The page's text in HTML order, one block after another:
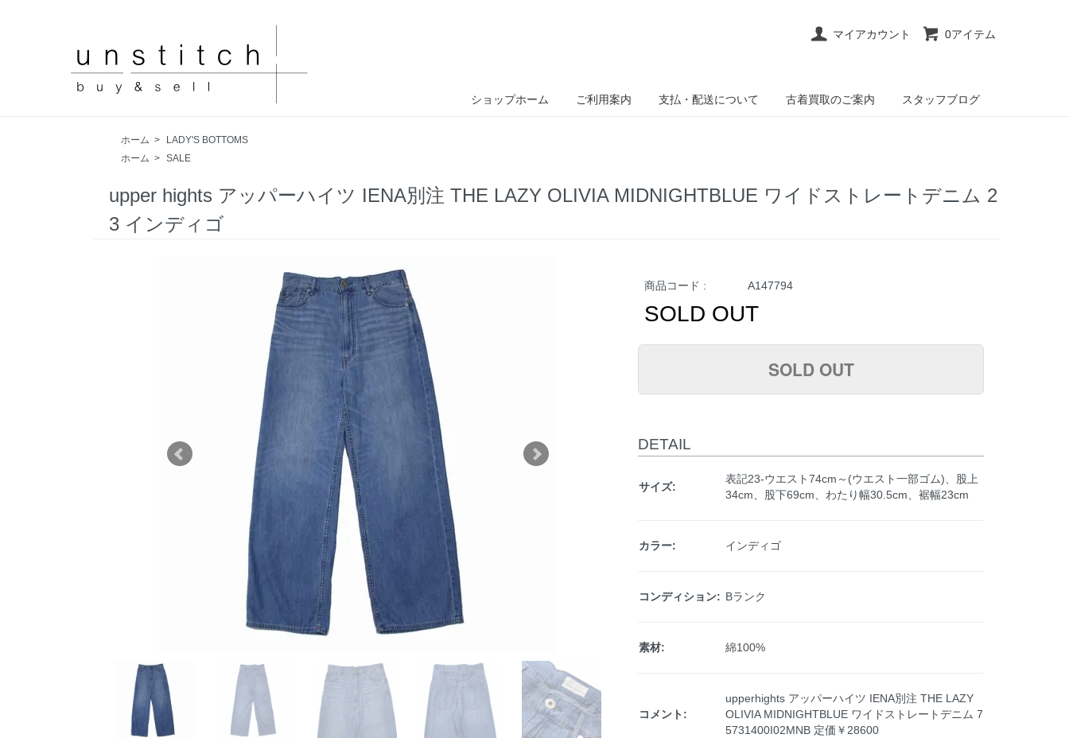
マイアカウント 0アイテム
ショップホーム ご利用案内 支払・配送について 古着買取のご案内 スタッフブログ
ホーム >
LADY'S BOTTOMS
ホーム > SALE
upper hights アッパーハイツ IENA別注 THE LAZY OLIVIA MIDNIGHTBLUE ワイドストレートデニム 2
3 インディゴ
商品コード : A147794
SOLD OUT
SOLD OUT
DETAIL
サイズ:
表記23-ウエスト74cm～(ウエスト一部ゴム)、股上
34cm、股下69cm、わたり幅30.5cm、裾幅23cm
カラー: インディゴ
コンディション: Bランク
素材: 綿100%
コメント:
upperhights アッパーハイツ IENA別注 THE LAZY
OLIVIA MIDNIGHTBLUE ワイドストレートデニム 7
5731400I02MNB 定価￥28600